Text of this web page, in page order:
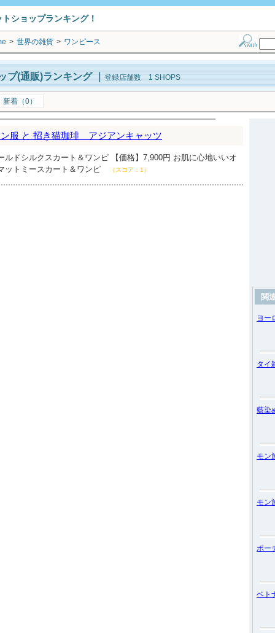
トショップランキング！
> 世界の雑貨 > ワンピース
プ(通販)ランキング｜ 登録店舗数 1 SHOPS
新着（0）
服 と 招き猫珈琲 アジアンキャッツ
ルドシルクスカート＆ワンピ 【価格】7,900円 お肌に心地いいオ
ットミースカート＆ワンピ
（スコア：1）
関
ヨー
タイ
藍染
モン
モン
ポー
ベト